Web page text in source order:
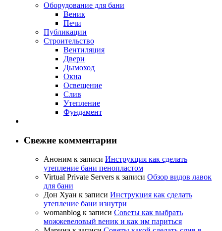
Оборудование для бани
Веник
Печи
Публикации
Строительство
Вентиляция
Двери
Дымоход
Окна
Освещение
Слив
Утепление
Фундамент
Свежие комментарии
Аноним к записи Инструкция как сделать
утепление бани пенопластом
Virtual Private Servers к записи Обзор видов лавок
для бани
Дон Хуан к записи Инструкция как сделать
утепление бани изнутри
womanblog к записи Советы как выбрать
можжевеловый веник и как им париться